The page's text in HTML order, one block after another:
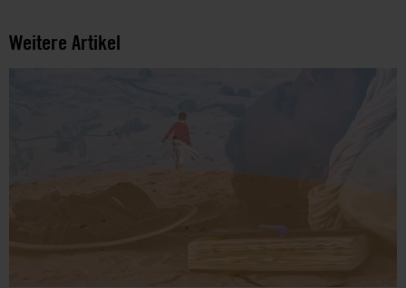
Weitere Artikel